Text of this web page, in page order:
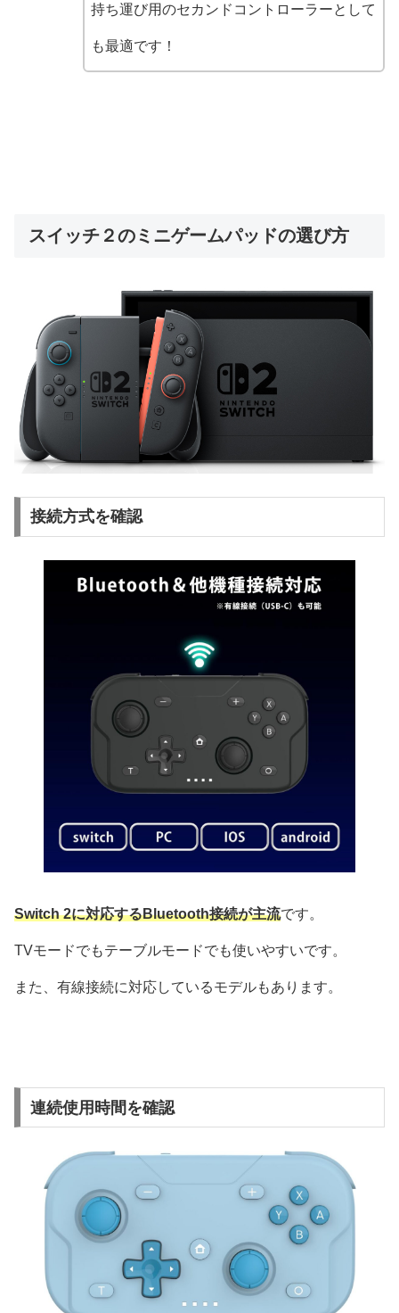
持ち運び用のセカンドコントローラーとして
も最適です！
スイッチ２のミニゲームパッドの選び方
接続方式を確認
Switch 2に対応するBluetooth接続が主流です。
TVモードでもテーブルモードでも使いやすいです。
また、有線接続に対応しているモデルもあります。
連続使用時間を確認